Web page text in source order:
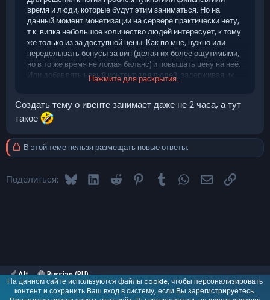
время и люди, которые будут этим заниматься. Но на
данный момент монетизации на сервере практически нету,
т.к. випка небольшое количество людей интересует, к тому
же только из за доступной цены. Как по мне, нужно или
переделывать бонусы за вип (делая их более ощутимыми,
но в то же время не ломая баланс) и повышать цену на неё.
Или добавлять новый контент для людей, задерживая их
на сервере и заставляя возвращаться, и исходя из этого
сделать и то и то, что вполне реально и не требует
миллионы вложений и сотни часов работы
Нажмите для раскрытия...
Создать тему о ивенте занимает даже не 2 часа, а тут
такое
В этой теме нельзя размещать новые ответы.
Поделиться: Bluesky LinkedInReddit PinterestTumblr WhatsApp
Электронная
Ссылка
Alt
Russian (RU)
Обратная связь
Условия и правила
На данном сайте используются файлы cookie, чтобы персонализировать
контент и сохранить Ваш вход в систему, если Вы зарегистрируетесь.